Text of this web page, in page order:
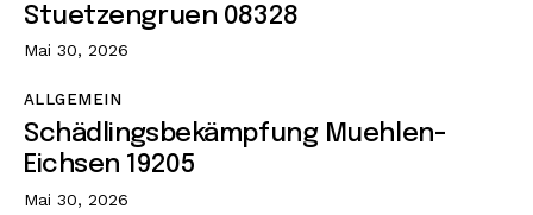
Stuetzengruen 08328
Mai 30, 2026
ALLGEMEIN
Schädlingsbekämpfung Muehlen-
Eichsen 19205
Mai 30, 2026